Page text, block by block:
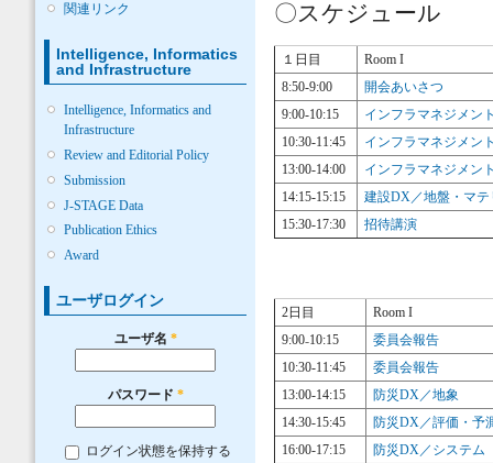
関連リンク
Intelligence, Informatics
and Infrastructure
Intelligence, Informatics and
Infrastructure
Review and Editorial Policy
Submission
J-STAGE Data
Publication Ethics
Award
ユーザログイン
ユーザ名 *
パスワード *
ログイン状態を保持する
〇スケジュール
１日目
Room I
8:50-9:00
開会あいさつ
9:00-10:15
インフラマネジメン
10:30-11:45
インフラマネジメン
13:00-14:00
インフラマネジメン
14:15-15:15
建設DX／地盤・マ
15:30-17:30
招待講演
2日目
Room I
9:00₋10:15
委員会報告
10:30-11:45
委員会報告
13:00-14:15
防災DX／地象
14:30-15:45
防災DX／評価・予
16:00-17:15
防災DX／システム